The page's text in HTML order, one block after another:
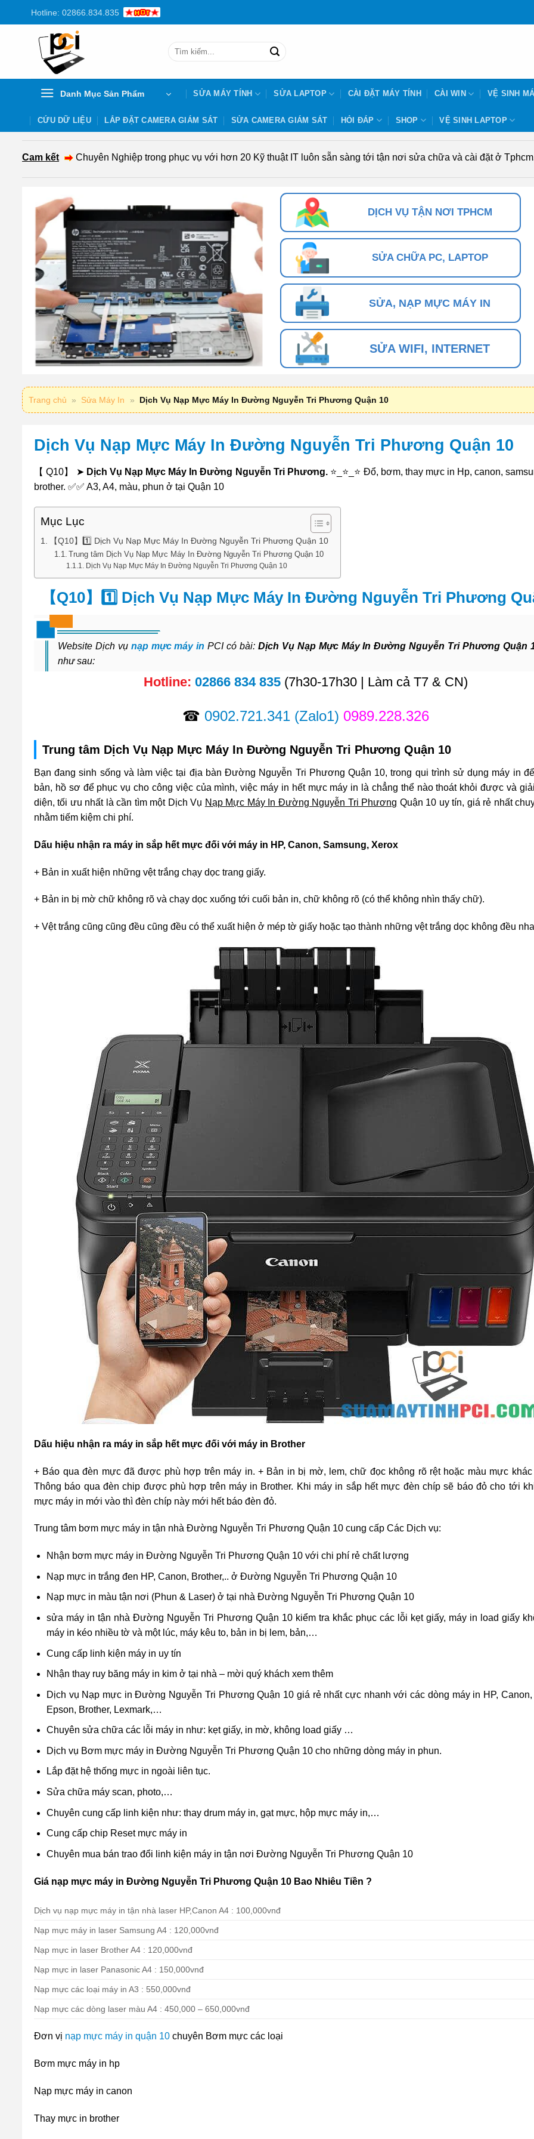
Hotline: 02866.834.835
Tìm
Danh Mục Sản Phẩm SỬA MÁY TÍNH SỬA LAPTOP CÀI ĐẶT MÁY TÍNH CÀI WIN VỆ SINH
CỨU DỮ LIỆU LẮP ĐẶT CAMERA GIÁM SÁT SỬA CAMERA GIÁM SÁT HỎI ĐÁP SHOP VỆ SINH LAPTOP
Cam kết Chuyên Nghiệp trong phục vụ với hơn 20 Kỹ thuật IT luôn sẵn sàng tới tận nơi sửa chữa và cài đặt ở
DỊCH VỤ TẬN NƠI TPHCM
SỬA CHỮA PC, LAPTOP
SỬA, NẠP MỰC MÁY IN
SỬA WIFI, INTERNET
Trang chủ » Sửa Máy In » Dịch Vụ Nạp Mực Máy In Đường Nguyễn Tri Phương Quận 10
Dịch Vụ Nạp Mực Máy In Đường Nguyễn Tri Phương Quận 10
【 Q10】 ➤ Dịch Vụ Nạp Mực Máy In Đường Nguyễn Tri Phương.⭐_⭐_⭐ Đổ, bơm, thay mực in Hp, canon,
brother. ✅✅ A3, A4, màu, phun ở tại Quận 10
Mục Lục
【Q10】1️⃣ Dịch Vụ Nạp Mực Máy In Đường Nguyễn Tri Phương Quận 10
Trung tâm Dịch Vụ Nạp Mực Máy In Đường Nguyễn Tri Phương Quận 10
Dịch Vụ Nạp Mực Máy In Đường Nguyễn Tri Phương Quận 10
【Q10】1️⃣ Dịch Vụ Nạp Mực Máy In Đường Nguyễn Tri Phương
Website Dịch vụ nạp mực máy in PCI có bài: Dịch Vụ Nạp Mực Máy In Đường Nguyễn Tri Phương Quận
như sau:
Hotline:02866 834 835 (7h30-17h30 | Làm cả T7 & CN)
☎ 0902.721.341 (Zalo1) 0989.228.326
Trung tâm Dịch Vụ Nạp Mực Máy In Đường Nguyễn Tri Phương Quận 10
Bạn đang sinh sống và làm việc tại địa bàn Đường Nguyễn Tri Phương Quận 10, trong qui trình sử dụng máy in
bản, hồ sơ để phục vụ cho công việc của mình, việc máy in hết mực máy in là chẳng thể nào thoát khỏi được và
diện, tối ưu nhất là cần tìm một Dịch Vụ Nạp Mực Máy In Đường Nguyễn Tri Phương Quận 10 uy tín, giá rẻ nhất
nhằm tiếm kiệm chi phí.
Dấu hiệu nhận ra máy in sắp hết mực đối với máy in HP, Canon, Samsung, Xerox
+ Bản in xuất hiện những vệt trắng chạy dọc trang giấy.
+ Bản in bị mờ chữ không rõ và chạy dọc xuống tới cuối bản in, chữ không rõ (có thể không nhìn thấy chữ).
+ Vệt trắng cũng cũng đều cũng đều có thể xuất hiện ở mép tờ giấy hoặc tạo thành những vệt trắng dọc không đều
Dấu hiệu nhận ra máy in sắp hết mực đối với máy in Brother
+ Báo qua đèn mực đã được phù hợp trên máy in. + Bản in bị mờ, lem, chữ đọc không rõ rệt hoặc màu mực
Thông báo qua đèn chip được phù hợp trên máy in Brother. Khi máy in sắp hết mực đèn chíp sẽ báo đỏ cho tới
mực máy in mới vào thì đèn chíp này mới hết báo đèn đỏ.
Trung tâm bơm mực máy in tận nhà Đường Nguyễn Tri Phương Quận 10 cung cấp Các Dịch vụ:
Nhận bơm mực máy in Đường Nguyễn Tri Phương Quận 10 với chi phí rẻ chất lượng
Nạp mực in trắng đen HP, Canon, Brother,.. ở Đường Nguyễn Tri Phương Quận 10
Nạp mực in màu tận nơi (Phun & Laser) ở tại nhà Đường Nguyễn Tri Phương Quận 10
sửa máy in tận nhà Đường Nguyễn Tri Phương Quận 10 kiểm tra khắc phục các lỗi kẹt giấy, máy in load giấy
máy in kéo nhiều tờ và một lúc, máy kêu to, bản in bị lem, bản,…
Cung cấp linh kiện máy in uy tín
Nhận thay ruy băng máy in kim ở tại nhà – mời quý khách xem thêm
Dịch vụ Nạp mực in Đường Nguyễn Tri Phương Quận 10 giá rẻ nhất cực nhanh với các dòng máy in HP, Canon,
Epson, Brother, Lexmark,…
Chuyên sửa chữa các lỗi máy in như: kẹt giấy, in mờ, không load giấy …
Dịch vụ Bơm mực máy in Đường Nguyễn Tri Phương Quận 10 cho những dòng máy in phun.
Lắp đặt hệ thống mực in ngoài liên tục.
Sửa chữa máy scan, photo,…
Chuyên cung cấp linh kiện như: thay drum máy in, gạt mực, hộp mực máy in,…
Cung cấp chip Reset mực máy in
Chuyên mua bán trao đổi linh kiện máy in tận nơi Đường Nguyễn Tri Phương Quận 10
Giá nạp mực máy in Đường Nguyễn Tri Phương Quận 10 Bao Nhiêu Tiền ?
Dịch vụ nạp mực máy in tận nhà laser HP,Canon A4 : 100,000vnđ
Nạp mực máy in laser Samsung A4 : 120,000vnđ
Nạp mực in laser Brother A4 : 120,000vnđ
Nạp mực in laser Panasonic A4 : 150,000vnđ
Nạp mực các loại máy in A3 : 550,000vnđ
Nạp mực các dòng laser màu A4 : 450,000 – 650,000vnđ
Đơn vị nạp mực máy in quận 10 chuyên Bơm mực các loại
Bơm mực máy in hp
Nạp mực máy in canon
Thay mực in brother